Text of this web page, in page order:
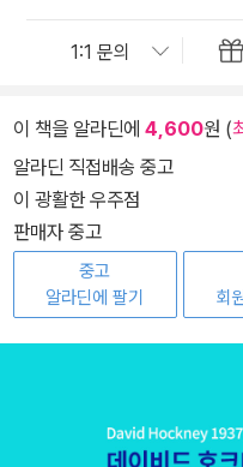
이 책을 알라딘에 4,600원 (
알라딘 직접배송 중고
이 광활한 우주점
판매자 중고
중고
알라딘에 팔기
회